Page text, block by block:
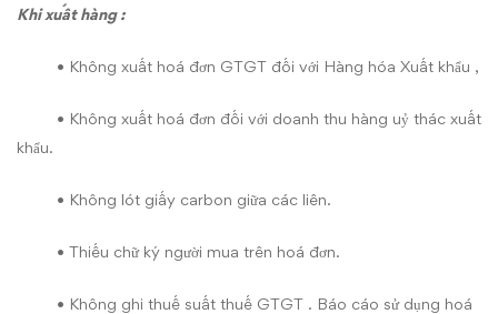
Khi xuất hàng :
• Không xuất hoá đơn GTGT đối với Hàng hóa Xuất khẩu ,
• Không xuất hoá đơn đối với doanh thu hàng uỷ thác xuất
khẩu.
• Không lót giấy carbon giữa các liên.
• Thiếu chữ ký người mua trên hoá đơn.
• Không ghi thuế suất thuế GTGT . Báo cáo sử dụng hoá